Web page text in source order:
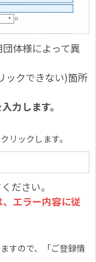
体様によって異
ックできない)箇所
力します。
リックします。
ださい。
エラー内容に従
すので、「ご登録情